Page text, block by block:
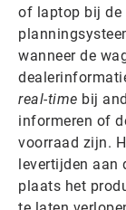
of laptop bij de
wanneer de
real-time bij
informeren of
voorraad zijn.
levertijden aan
plaats het